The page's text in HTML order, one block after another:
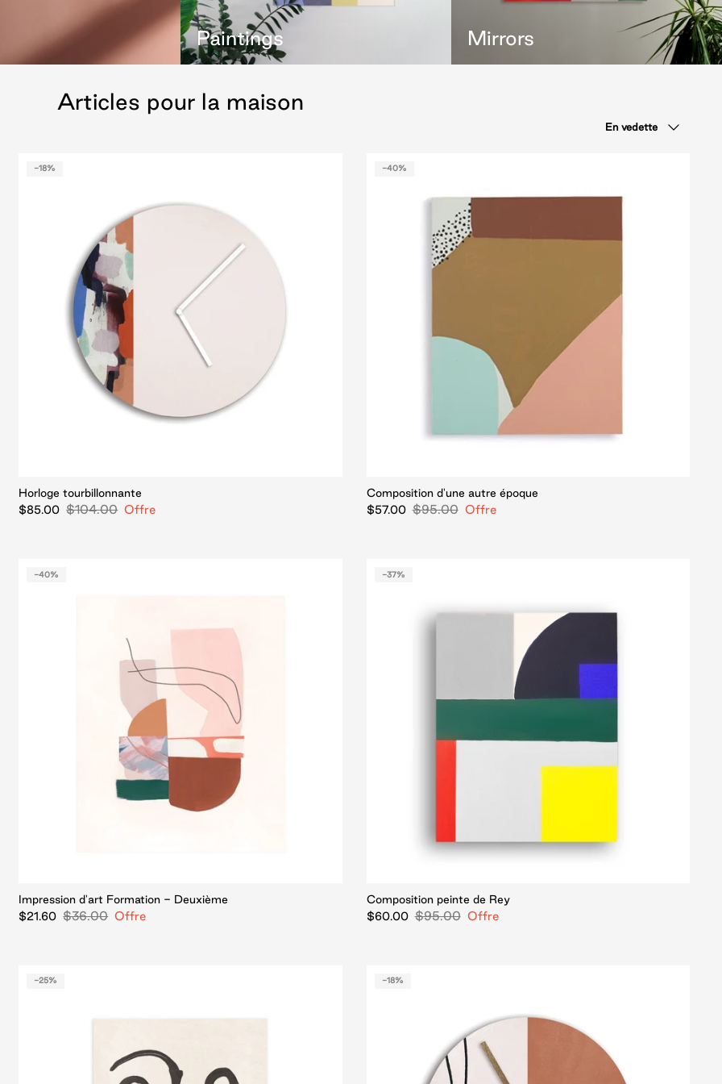
Paintings Mirrors
Articles pour la maison
par
En vedette
-18%
Horloge tourbillonnante
$85.00 $104.00 Offre
-40%
Composition d'une autre époque
$57.00 $95.00 Offre
-40%
Impression d'art Formation - Deuxième
$21.60 $36.00 Offre
-37%
Composition peinte de Rey
$60.00 $95.00 Offre
-25% -18%